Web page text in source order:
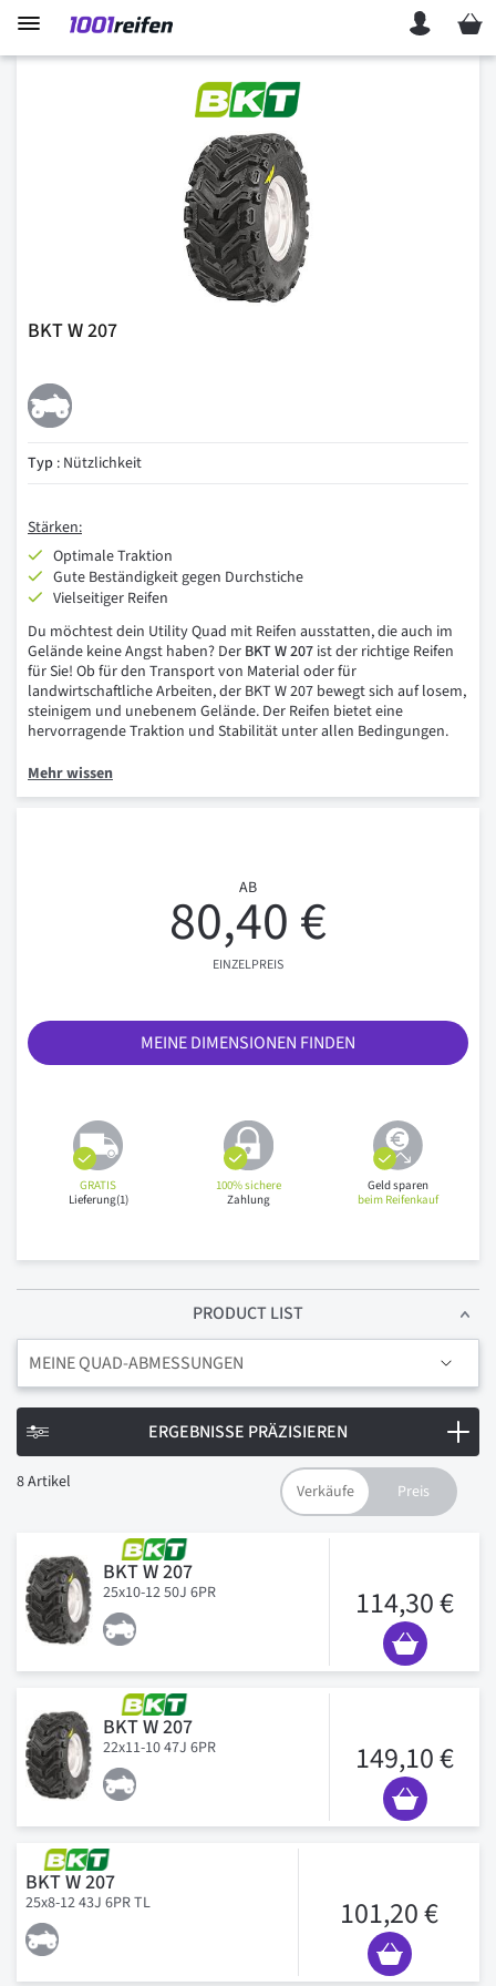
Mein
BKT W 207
Typ : Nützlichkeit
Stärken:
Optimale Traktion
Gute Beständigkeit gegen Durchstiche
Vielseitiger Reifen
Du möchtest dein Utility Quad mit Reifen ausstatten, die auch im
Gelände keine Angst haben? Der BKT W 207 ist der richtige Reifen
für Sie! Ob für den Transport von Material oder für
landwirtschaftliche Arbeiten, der BKT W 207 bewegt sich auf losem,
steinigem und unebenem Gelände. Der Reifen bietet eine
hervorragende Traktion und Stabilität unter allen Bedingungen.
Mehr wissen
AB
80,40 €
EINZELPREIS
MEINE DIMENSIONEN FINDEN
GRATIS
Lieferung(1)
100% sichere
Zahlung
Geld sparen
beim Reifenkauf
PRODUCT LIST
8Artikel
BKT W 207
25x10-12 50J 6PR 114,30 €
BKT W 207
22x11-10 47J 6PR 149,10 €
BKT W 207
25x8-12 43J 6PR TL 101,20 €
MEINE QUAD-ABMESSUNGEN
ERGEBNISSE PRÄZISIEREN